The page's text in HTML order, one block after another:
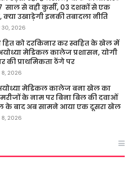
साल से वही कुर्सी, 03 दशकों से एक
क्या उखाड़ेगी इनकी तबादला नीति
30, 2026
हित को दरकिनार कर स्वहित के खेल में
मेडिकल कालेज प्रशासन, योगी
की प्राथमिकता ठेंगे पर
8, 2026
मेडिकल कालेज बना खेल का
मरीजों के नाम पर बिना बिल की दवाओं
के बाद अब सामने आया एक दूसरा खेल
8, 2026